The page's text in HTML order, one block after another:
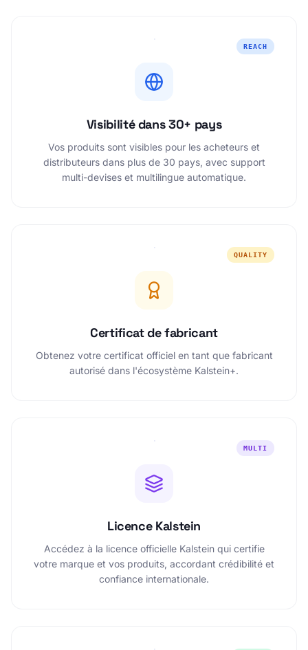
REACH
Visibilité dans 30+ pays
Vos produits sont visibles pour les acheteurs et
distributeurs dans plus de 30 pays, avec support
multi-devises et multilingue automatique.
QUALITY
Certificat de fabricant
Obtenez votre certificat officiel en tant que fabricant
autorisé dans l'écosystème Kalstein+.
MULTI
Licence Kalstein
Accédez à la licence officielle Kalstein qui certifie
votre marque et vos produits, accordant crédibilité et
confiance internationale.